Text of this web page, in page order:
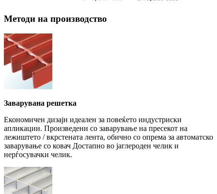
Методи на производство
Заварувана решетка
Економичен дизајн идеален за повеќето индустриски
апликации. Произведени со заварување на пресекот на
лежиштето / вкрстената лента, обично со опрема за автоматско
заварување со ковач Достапно во јаглероден челик и
нерѓосувачки челик.